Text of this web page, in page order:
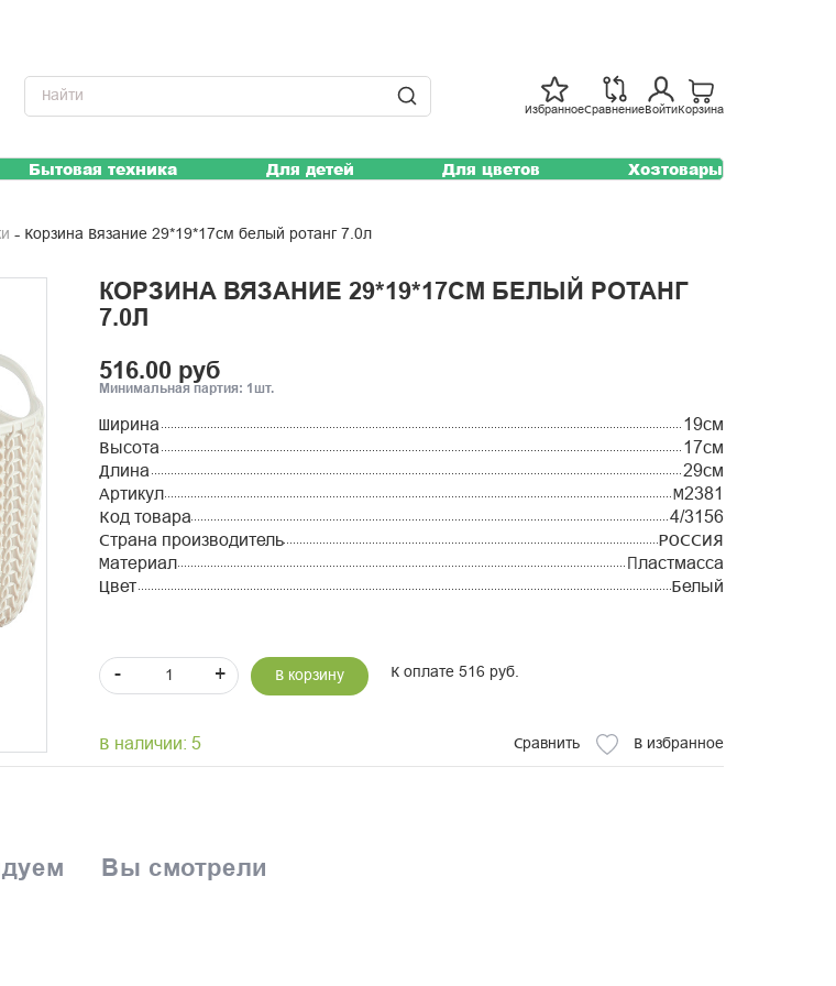
ИзбранноеСравнение Войти Корзина
Бытовая техника Для детей Для цветов Хозтовары
Корзина Вязание 29*19*17см белый ротанг 7.0л
КОРЗИНА ВЯЗАНИЕ 29*19*17СМ БЕЛЫЙ РОТАНГ
7.0Л
516.00 руб
Минимальная партия: 1шт.
Ширина
19см
Высота
17см
Длина
29см
Артикул
М2381
Код товара
4/3156
Страна производитель
РОССИЯ
Материал
Пластмасса
Цвет
Белый
- + В корзину К оплате 516 руб.
В наличии: 5 Сравнить В избранное
Вы смотрели